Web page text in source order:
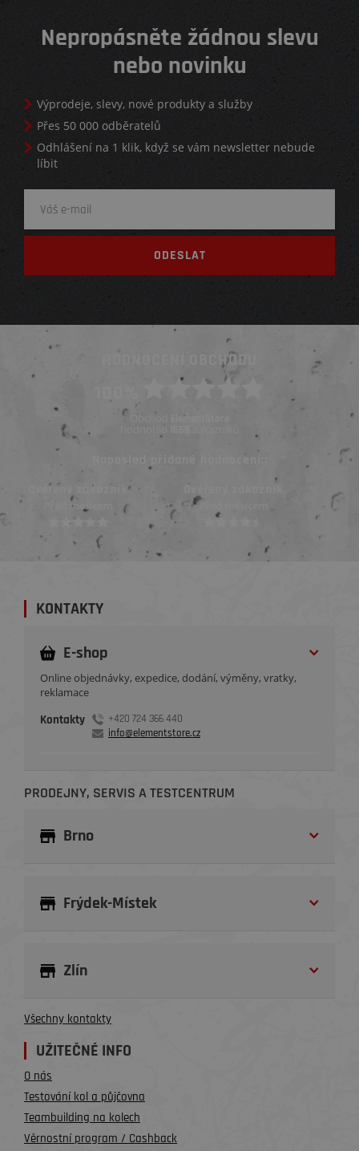
Nepropásněte žádnou slevu
nebo novinku
Výprodeje, slevy, nové produkty a služby
Přes 50 000 odběratelů
Odhlášení na 1 klik, když se vám newsletter nebude
líbit
HODNOCENÍ OBCHODU
Obchod ElementStore
hodnotilo
Naposled přidané hodnocení::
Ověřený zákazník
Před měsícem
KONTAKTY
E-shop
Online objednávky, expedice, dodání, výměny, vratky,
reklamace
Kontakty
+420 724 366 440
info@elementstore.cz
PRODEJNY, SERVIS A TESTCENTRUM
Brno
Frýdek-Místek
Zlín
Všechny kontakty
UŽITEČNÉ INFO
O nás
Testování kol a půjčovna
Teambuilding na kolech
Věrnostní program / Cashback